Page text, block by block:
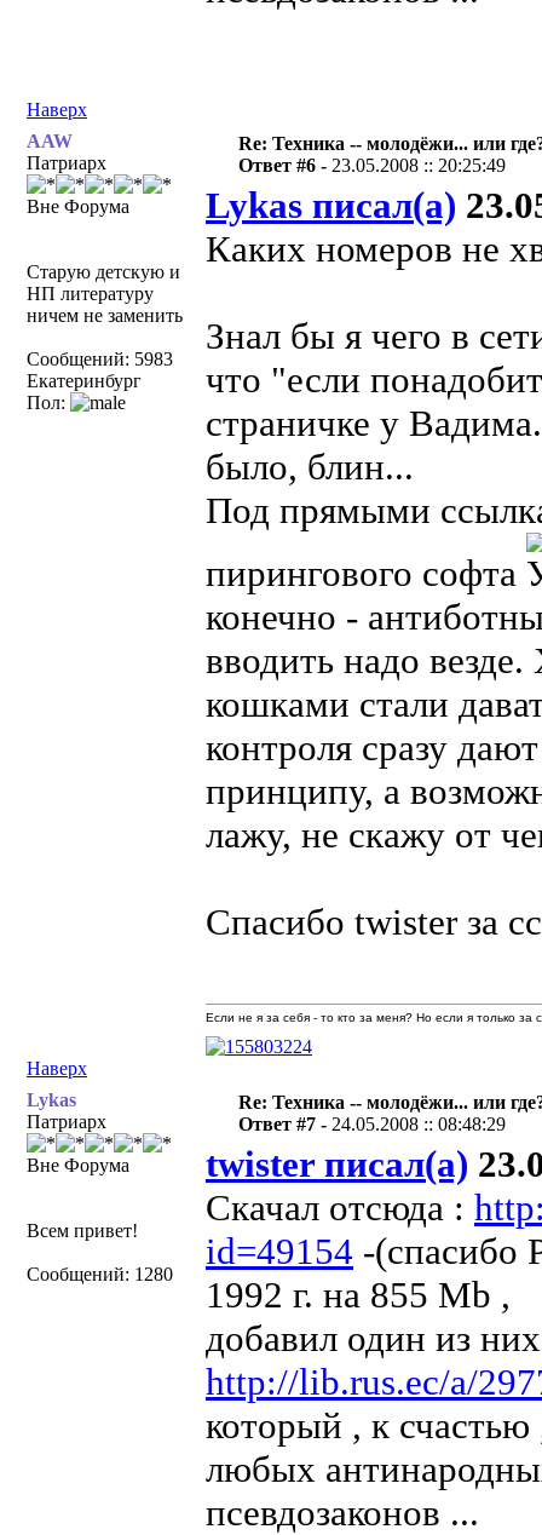
Наверх
AAW
Патриарх
Вне Форума
Старую детскую и
НП литературу
ничем не заменить
Сообщений: 5983
Екатеринбург
Пол:
Re: Техника -- молодёжи... или
Ответ #6 - 23.05.2008 :: 20:25:49
Lykas писал(а)
Каких номеров не
Знал бы я чего в
что "если
страничке у
было, блин...
Под прямыми
пирингового софта
конечно -
вводить надо
кошками стали
контроля сразу
принципу, а
лажу, не скажу от
Спасибо twister за
Наверх
Если не я за себя - то кто за меня? Но если я только
Lykas
Патриарх
Вне Форума
Всем привет!
Сообщений: 1280
Re: Техника -- молодёжи... или
Ответ #7 - 24.05.2008 :: 08:48:29
twister писал(а)
Скачал отсюда :
id=49154 -(спасибо
1992 г. на 855 Mb ,
добавил один из
http://lib.rus.ec/a/
который , к счастью
любых
псевдозаконов ...